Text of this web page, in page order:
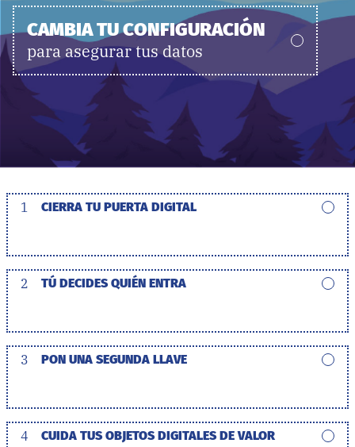
CAMBIA TU CONFIGURACIÓN
para asegurar tus datos
1 CIERRA TU PUERTA DIGITAL
2 TÚ DECIDES QUIÉN ENTRA
3 PON UNA SEGUNDA LLAVE
4 CUIDA TUS OBJETOS DIGITALES DE VALOR